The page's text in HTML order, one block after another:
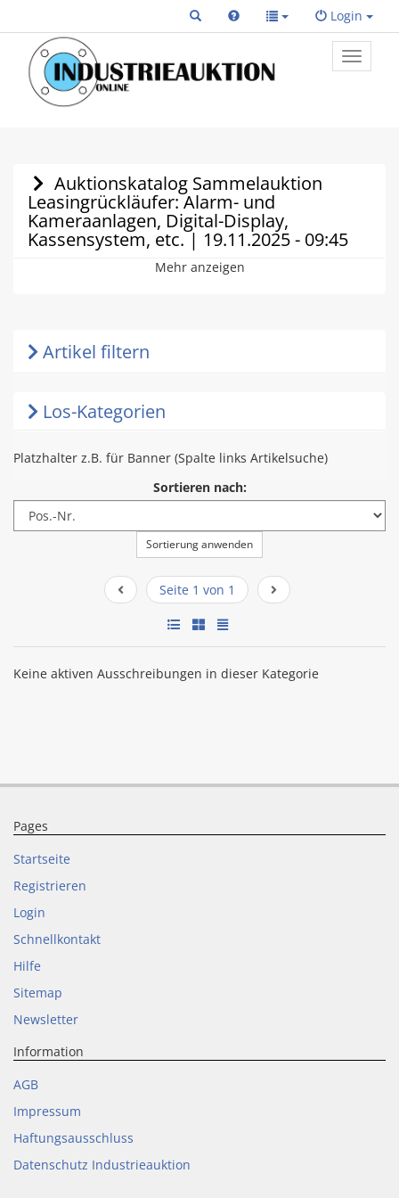
Login
Toggle
primary
Auktionskatalog Sammelauktion
Leasingrückläufer: Alarm- und
Kameraanlagen, Digital-Display,
Kassensystem, etc. | 19.11.2025 - 09:45
Mehr anzeigen
Artikel filtern
Los-Kategorien
Platzhalter z.B. für Banner (Spalte links Artikelsuche)
Sortieren nach:
Sortierung anwenden
Seite 1 von 1
Keine aktiven Ausschreibungen in dieser Kategorie
Pages
Startseite
Registrieren
Login
Schnellkontakt
Hilfe
Sitemap
Newsletter
Information
AGB
Impressum
Haftungsausschluss
Datenschutz Industrieauktion